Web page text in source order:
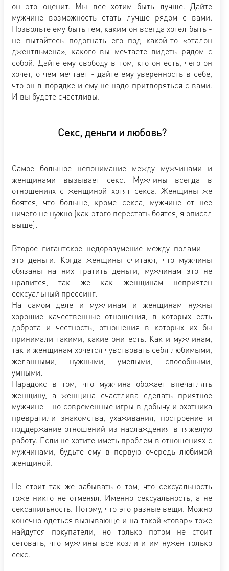
он это оценит. Мы все хотим быть лучше. Дайте
мужчине возможность стать лучше рядом с вами.
Позвольте ему быть тем, каким он всегда хотел быть -
не пытайтесь подогнать его под какой-то «эталон
джентльмена», какого вы мечтаете видеть рядом с
собой. Дайте ему свободу в том, кто он есть, чего он
хочет, о чем мечтает - дайте ему уверенность в себе,
что он в порядке и ему не надо притворяться с вами.
И вы будете счастливы.
Секс, деньги и любовь?
Самое большое непонимание между мужчинами и
женщинами вызывает секс. Мужчины всегда в
отношениях с женщиной хотят секса. Женщины же
боятся, что больше, кроме секса, мужчине от нее
ничего не нужно (как этого перестать боятся, я описал
выше).
Второе гигантское недоразумение между полами —
это деньги. Когда женщины считают, что мужчины
обязаны на них тратить деньги, мужчинам это не
нравится, так же как женщинам неприятен
сексуальный прессинг.
На самом деле и мужчинам и женщинам нужны
хорошие качественные отношения, в которых есть
доброта и честность, отношения в которых их бы
принимали такими, какие они есть. Как и мужчинам,
так и женщинам хочется чувствовать себя любимыми,
желанными, нужными, умелыми, способными,
умными.
Парадокс в том, что мужчина обожает впечатлять
женщину, а женщина счастлива сделать приятное
мужчине - но современные игры в добычу и охотника
превратили знакомства, ухаживания, построение и
поддержание отношений из наслаждения в тяжелую
работу. Если не хотите иметь проблем в отношениях с
мужчинами, будьте ему в первую очередь любимой
женщиной.
Не стоит так же забывать о том, что сексуальность
тоже никто не отменял. Именно сексуальность, а не
сексапильность. Потому, что это разные вещи. Можно
конечно одеться вызывающе и на такой «товар» тоже
найдутся покупатели, но только потом не стоит
сетовать, что мужчины все козли и им нужен только
секс.